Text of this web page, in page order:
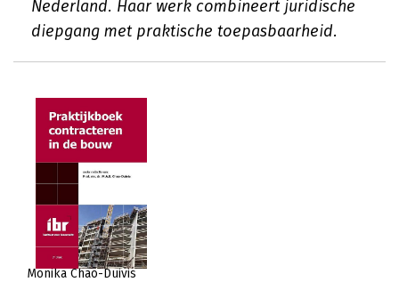
Nederland. Haar werk combineert juridische
diepgang met praktische toepasbaarheid.
Monika Chao-Duivis